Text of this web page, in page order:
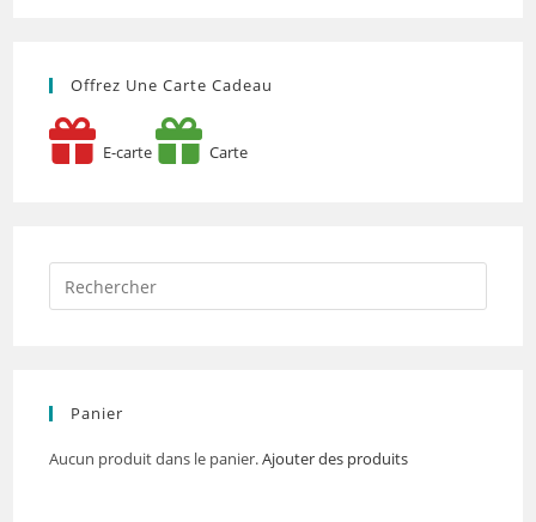
Offrez Une Carte Cadeau
E-carte Carte
Panier
Aucun produit dans le panier.Ajouter des produits